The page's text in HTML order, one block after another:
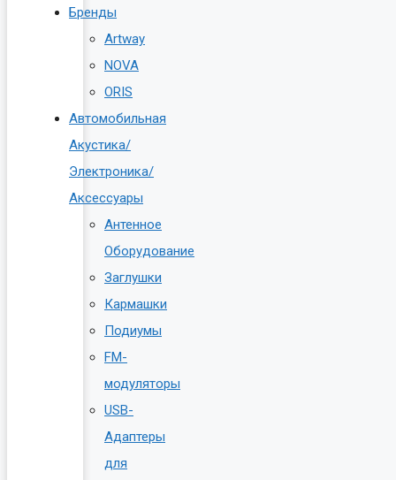
Бренды
Artway
NOVA
ORIS
Автомобильная
Акустика/
Электроника/
Аксессуары
Антенное
Оборудование
Заглушки
Кармашки
Подиумы
FM-
модуляторы
USB-
Адаптеры
для